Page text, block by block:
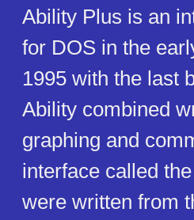
Ability Plus is an
for DOS in the
1995 with the last
Ability combined
graphing and
interface called
were written from